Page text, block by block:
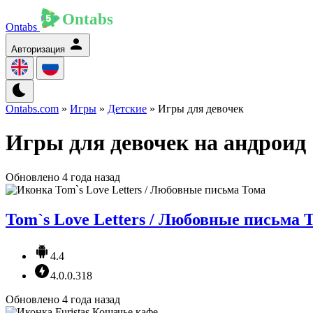
Ontabs
Авторизация
Ontabs.com » Игры » Детские » Игры для девочек
Игры для девочек на андроид
Обновлено 4 года назад
Tom`s Love Letters / Любовные письма
4.4
4.0.0.318
Обновлено 4 года назад